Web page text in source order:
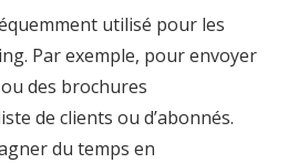
utilisé pour les
Par exemple, pour envoyer
des brochures
de clients ou d’abonnés.
du temps en